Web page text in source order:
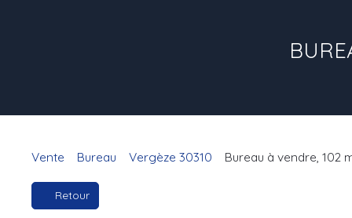
Vente Bureau Vergèze 30310 Bureau à vendre, 102
Retour